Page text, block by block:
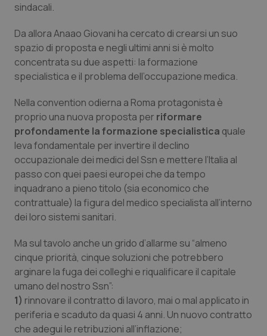
Sardegna
Sicilia
Toscana
Umbria
Valle D’Aosta
Veneto
Malattia di Crohn & Rettocolite Ulcerosa
Neuroscienze & patologie neurodegenerative
Obesità
Oftalmologia
Oncodermatologia
Oncoematologia
Oncologia & Nutrizione
Quotidiano Cardiologia
Quotidiano Chirurgia
Quotidiano Oncologia
sindacali.
Da allora Anaao Giovani ha cercato di crearsi un suo
spazio di proposta e negli ultimi anni si è molto
concentrata su due aspetti: la formazione
specialistica e il problema dell’occupazione medica.
Nella convention odierna a Roma protagonista è
proprio una nuova proposta per riformare
profondamente la formazione specialistica quale
leva fondamentale per invertire il declino
occupazionale dei medici del Ssn e mettere l’Italia al
passo con quei paesi europei che da tempo
inquadrano a pieno titolo (sia economico che
contrattuale) la figura del medico specialista all’interno
dei loro sistemi sanitari.
Ma sul tavolo anche un grido d’allarme su “almeno
cinque priorità, cinque soluzioni che potrebbero
arginare la fuga dei colleghi e riqualificare il capitale
umano del nostro Ssn”:
1) rinnovare il contratto di lavoro, mai o mal applicato in
periferia e scaduto da quasi 4 anni. Un nuovo contratto
che adegui le retribuzioni all’inflazione;